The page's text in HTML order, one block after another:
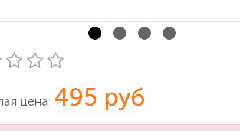
цена: 495 руб